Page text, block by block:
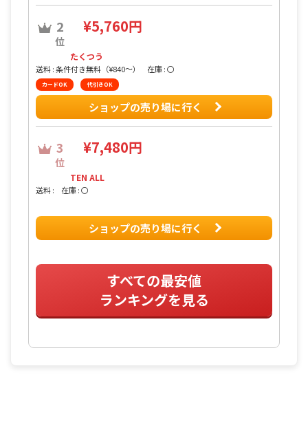
2
位
¥5,760円
たくつう
送料 : 条件付き無料（¥840〜） 在庫 : 〇
カードOK 代引きOK
ショップの売り場に行く
3
位
¥7,480円
TEN ALL
送料 : 在庫 : 〇
ショップの売り場に行く
すべての最安値
ランキングを見る